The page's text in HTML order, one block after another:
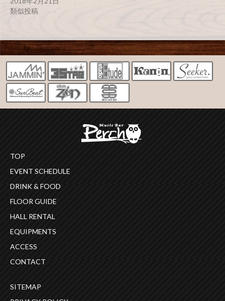
類似投稿
TOP
EVENT SCHEDULE
DRINK & FOOD
FLOOR GUIDE
HALL RENTAL
EQUIPMENTS
ACCESS
CONTACT
SITEMAP